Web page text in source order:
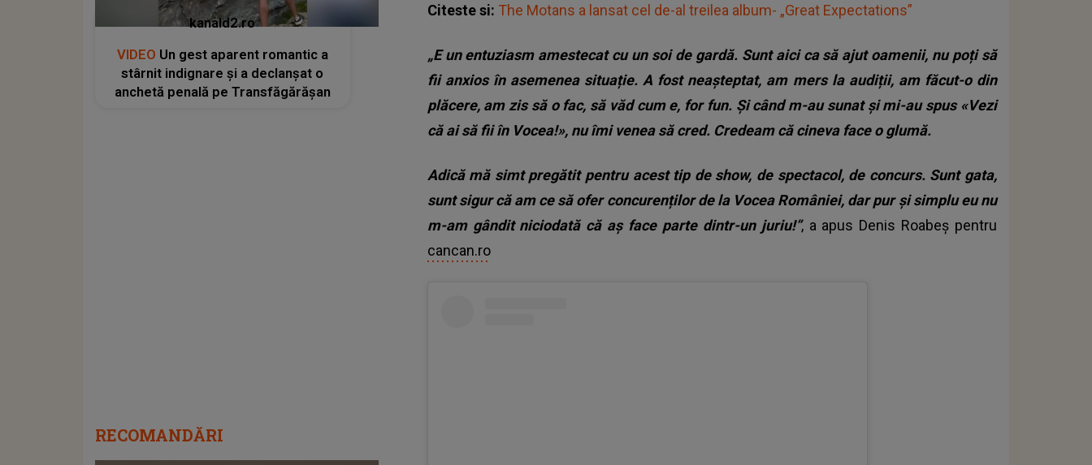
Citeste si: The Motans a lansat cel de-al treilea album- „Great Expectations”
„E un entuziasm amestecat cu un soi de gardă. Sunt aici ca să ajut oamenii, nu poți să
fii anxios în asemenea situație. A fost neașteptat, am mers la audiții, am făcut-o din
plăcere, am zis să o fac, să văd cum e, for fun. Și când m-au sunat și mi-au spus «Vezi
că ai să fii în Vocea!», nu îmi venea să cred. Credeam că cineva face o glumă.
Adică mă simt pregătit pentru acest tip de show, de spectacol, de concurs. Sunt gata,
sunt sigur că am ce să ofer concurenților de la Vocea României, dar pur și simplu eu nu
m-am gândit niciodată că aș face parte dintr-un juriu!”, a apus Denis Roabeș pentru
cancan.ro
kanald2.ro
VIDEO Un gest aparent romantic a
stârnit indignare și a declanșat o
anchetă penală pe Transfăgărășan
RECOMANDĂRI